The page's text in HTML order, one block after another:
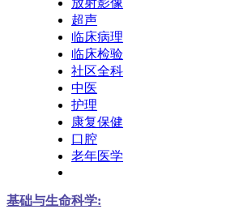
放射影像
超声
临床病理
临床检验
社区全科
中医
护理
康复保健
口腔
老年医学
基础与生命科学: